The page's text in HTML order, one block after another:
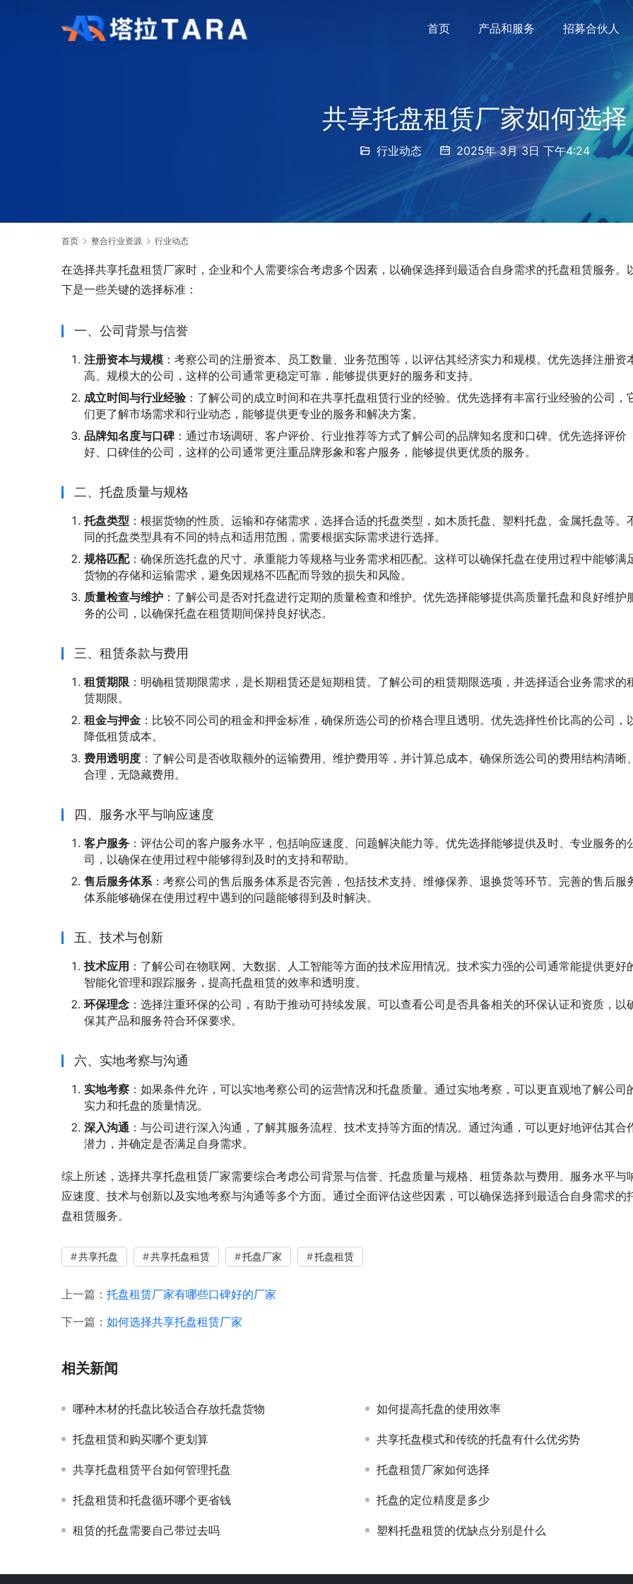
首页 产品和服务 招募合伙人
共享托盘租赁厂家如何选择
行业动态 2025年 3月 3日 下午4:24
首页 整合行业资源 行业动态
在选择共享托盘租赁厂家时，企业和个人需要综合考虑多个因素，以确保选择到最适合自身需求的托盘租赁服务。
下是一些关键的选择标准：
一、公司背景与信誉
注册资本与规模 ：考察公司的注册资本、员工数量、业务范围等，以评估其经济实力和规模。优先选择注册资
高、规模大的公司，这样的公司通常更稳定可靠，能够提供更好的服务和支持。
成立时间与行业经验 ：了解公司的成立时间和在共享托盘租赁行业的经验。优先选择有丰富行业经验的公司，
们更了解市场需求和行业动态，能够提供更专业的服务和解决方案。
品牌知名度与口碑：通过市场调研、客户评价、行业推荐等方式了解公司的品牌知名度和口碑。优先选择评价
好、口碑佳的公司，这样的公司通常更注重品牌形象和客户服务，能够提供更优质的服务。
二、托盘质量与规格
托盘类型 ：根据货物的性质、运输和存储需求，选择合适的托盘类型，如木质托盘、塑料托盘、金属托盘等。
同的托盘类型具有不同的特点和适用范围，需要根据实际需求进行选择。
规格匹配：确保所选托盘的尺寸、承重能力等规格与业务需求相匹配。这样可以确保托盘在使用过程中能够满
货物的存储和运输需求，避免因规格不匹配而导致的损失和风险。
质量检查与维护 ：了解公司是否对托盘进行定期的质量检查和维护。优先选择能够提供高质量托盘和良好维护
务的公司，以确保托盘在租赁期间保持良好状态。
三、租赁条款与费用
租赁期限 ：明确租赁期限需求，是长期租赁还是短期租赁。了解公司的租赁期限选项，并选择适合业务需求的
赁期限。
租金与押金 ：比较不同公司的租金和押金标准，确保所选公司的价格合理且透明。优先选择性价比高的公司，
降低租赁成本。
费用透明度 ：了解公司是否收取额外的运输费用、维护费用等，并计算总成本。确保所选公司的费用结构清晰、
合理，无隐藏费用。
四、服务水平与响应速度
客户服务 ：评估公司的客户服务水平，包括响应速度、问题解决能力等。优先选择能够提供及时、专业服务的
司，以确保在使用过程中能够得到及时的支持和帮助。
售后服务体系：考察公司的售后服务体系是否完善，包括技术支持、维修保养、退换货等环节。完善的售后服
体系能够确保在使用过程中遇到的问题能够得到及时解决。
五、技术与创新
技术应用 ：了解公司在物联网、大数据、人工智能等方面的技术应用情况。技术实力强的公司通常能提供更好
智能化管理和跟踪服务，提高托盘租赁的效率和透明度。
环保理念 ：选择注重环保的公司，有助于推动可持续发展。可以查看公司是否具备相关的环保认证和资质，以
保其产品和服务符合环保要求。
六、实地考察与沟通
实地考察 ：如果条件允许，可以实地考察公司的运营情况和托盘质量。通过实地考察，可以更直观地了解公司
实力和托盘的质量情况。
深入沟通 ：与公司进行深入沟通，了解其服务流程、技术支持等方面的情况。通过沟通，可以更好地评估其合
潜力，并确定是否满足自身需求。
综上所述，选择共享托盘租赁厂家需要综合考虑公司背景与信誉、托盘质量与规格、租赁条款与费用、服务水平与
应速度、技术与创新以及实地考察与沟通等多个方面。通过全面评估这些因素，可以确保选择到最适合自身需求的
盘租赁服务。
共享托盘 共享托盘租赁 托盘厂家 托盘租赁
上一篇： 托盘租赁厂家有哪些口碑好的厂家
下一篇： 如何选择共享托盘租赁厂家
相关新闻
哪种木材的托盘比较适合存放托盘货物 如何提高托盘的使用效率
托盘租赁和购买哪个更划算 共享托盘模式和传统的托盘有什么优劣势
共享托盘租赁平台如何管理托盘 托盘租赁厂家如何选择
托盘租赁和托盘循环哪个更省钱 托盘的定位精度是多少
租赁的托盘需要自己带过去吗 塑料托盘租赁的优缺点分别是什么